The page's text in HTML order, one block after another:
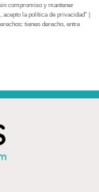
compromiso y mantener
la política de privacidad” |
tienes derecho, entre